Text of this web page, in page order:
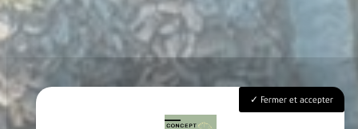
Fermer et accepter